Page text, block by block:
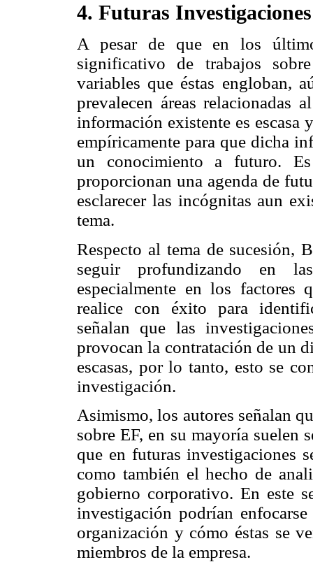
4. Futuras Investigaciones
A pesar de que en los
significativo de trabajos
variables que éstas engloban,
prevalecen áreas
información existente es escasa
empíricamente para que dicha
un conocimiento a futuro.
proporcionan una agenda de
esclarecer las incógnitas aun
tema.
Respecto al tema de sucesión,
seguir profundizando en
especialmente en los factores
realice con éxito para
señalan que las
provocan la contratación de un
escasas, por lo tanto, esto se
investigación.
Asimismo, los autores señalan
sobre EF, en su mayoría suelen
que en futuras investigaciones
como también el hecho de
gobierno corporativo. En este
investigación podrían
organización y cómo éstas se
miembros de la empresa.